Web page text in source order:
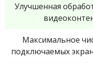
Улучшенная
Максимальное
подключаемых